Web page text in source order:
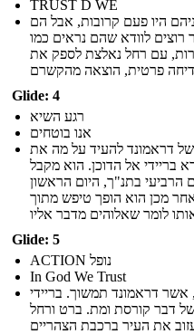
TRUST D WE
היו פעם קרובות, אבל הם
רוצים לוודא שהם נראים כמו
עם רחל נאלצת לספק את
Glide: 4
רגע השיא
אנו בוטחים
דראמונד להעיד על מה את
בריידי אל הדוכן. הוא מקבל
הרביעי בתנ"ך, היום הראשון
10 מיליון שנה. לאחר מכן הוא הופך טיפש מתוך
Glide: 5
ACTION נופל
In God We Trust
דראמונד תמשוך. בריידי
דבר קורסת ומת. ברט ורחל